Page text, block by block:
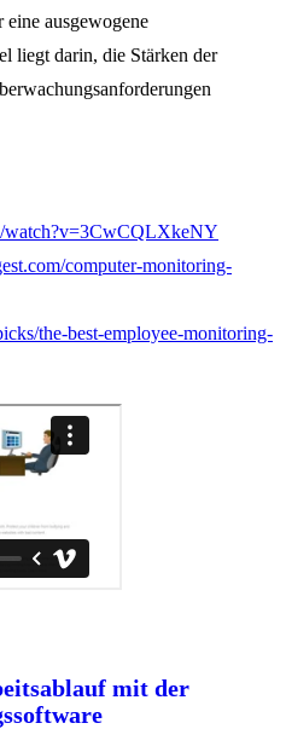
ausgewogene
liegt darin, die Stärken der
watch?v=3CwCQLXkeNY
computer-monitoring-
the-best-employee-monitoring-
mit der